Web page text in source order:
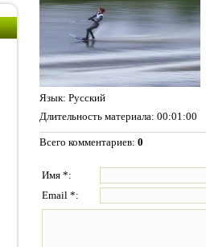
Язык: Русский
Длительность материала: 00:01:00
Всего комментариев: 0
Имя *:
Email *: